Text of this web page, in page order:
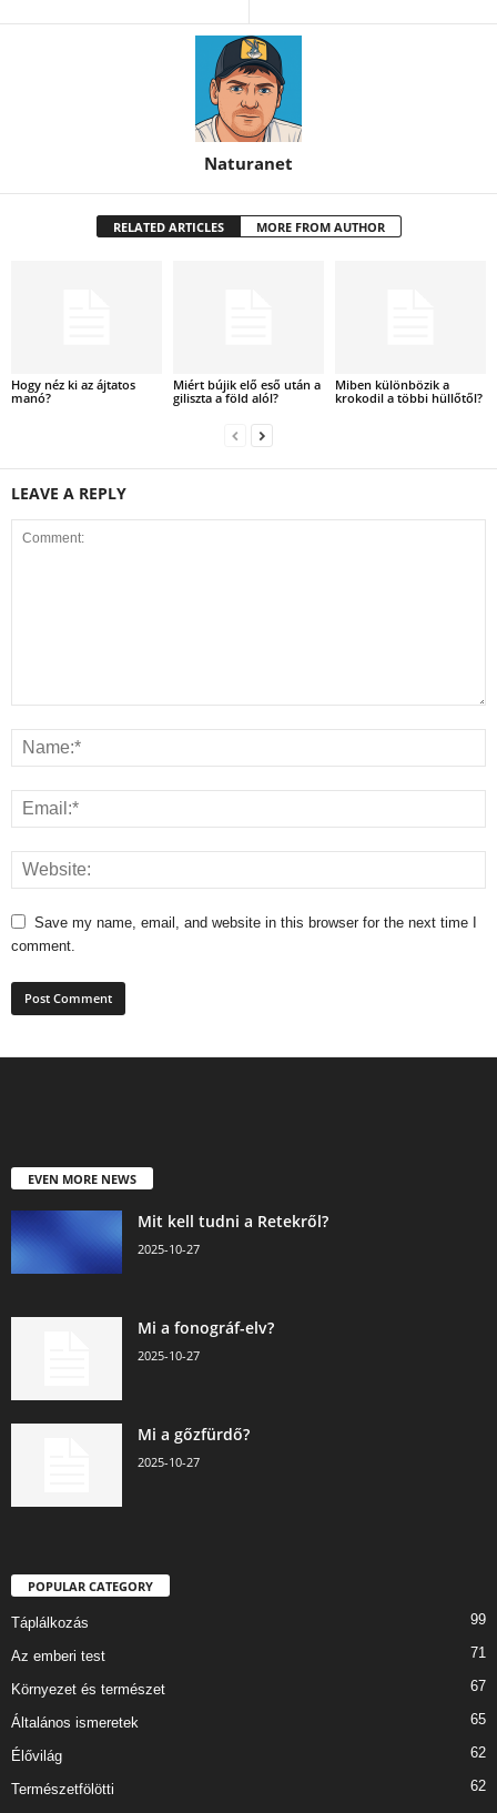
Naturanet
RELATED ARTICLES MORE FROM AUTHOR
Hogy néz ki az ájtatos
manó?
Miért bújik elő eső után a
giliszta a föld alól?
Miben különbözik a
krokodil a többi hüllőtől?
LEAVE A REPLY
Save my name, email, and website in this browser for the next time I
comment.
EVEN MORE NEWS
Mit kell tudni a Retekről?
2025-10-27
Mi a fonográf-elv?
2025-10-27
Mi a gőzfürdő?
2025-10-27
POPULAR CATEGORY
Táplálkozás 99
Az emberi test 71
Környezet és természet 67
Általános ismeretek 65
Élővilág 62
Természetfölötti
62